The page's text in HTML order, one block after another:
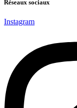
Réseaux sociaux
Instagram